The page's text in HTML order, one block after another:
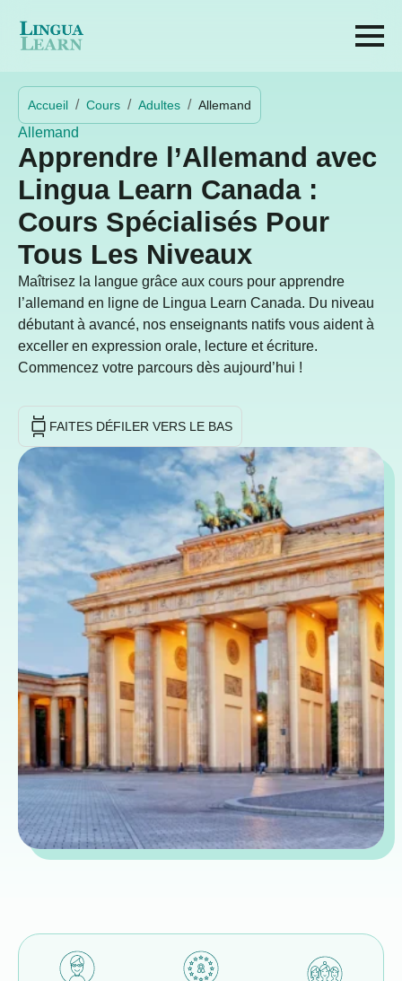
Accueil Cours Adultes Allemand
Allemand
Apprendre l’Allemand avec
Lingua Learn Canada :
Cours Spécialisés Pour
Tous Les Niveaux
Maîtrisez la langue grâce aux cours pour apprendre
l’allemand en ligne de Lingua Learn Canada. Du niveau
débutant à avancé, nos enseignants natifs vous aident à
exceller en expression orale, lecture et écriture.
Commencez votre parcours dès aujourd’hui !
FAITES DÉFILER VERS LE BAS